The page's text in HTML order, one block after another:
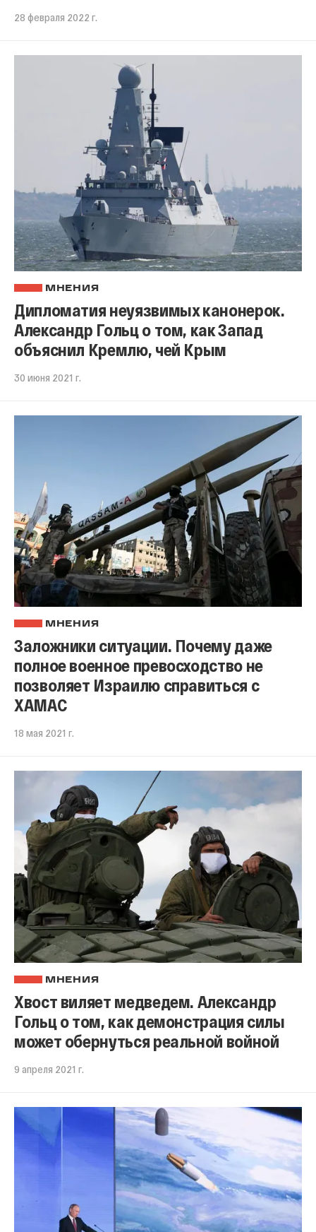
28 февраля 2022 г.
МНЕНИЯ
Дипломатия неуязвимых канонерок.
Александр Гольц о том, как Запад
объяснил Кремлю, чей Крым
30 июня 2021 г.
МНЕНИЯ
Заложники ситуации. Почему даже
полное военное превосходство не
позволяет Израилю справиться с
ХАМАС
18 мая 2021 г.
МНЕНИЯ
Хвост виляет медведем. Александр
Гольц о том, как демонстрация силы
может обернуться реальной войной
9 апреля 2021 г.